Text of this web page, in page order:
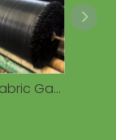
Control Fabric Garden Ground Cover Alfombra anti-UV para malezas